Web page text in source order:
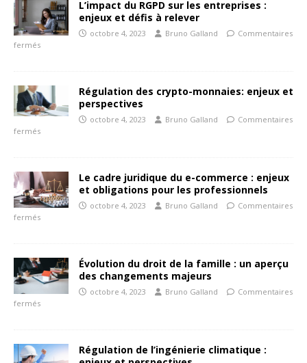
L’impact du RGPD sur les entreprises :
enjeux et défis à relever
octobre 4, 2023 Bruno Galland
Commentaires
fermés
Régulation des crypto-monnaies: enjeux et
perspectives
octobre 4, 2023 Bruno Galland
Commentaires
fermés
Le cadre juridique du e-commerce : enjeux
et obligations pour les professionnels
octobre 4, 2023 Bruno Galland
Commentaires
fermés
Évolution du droit de la famille : un aperçu
des changements majeurs
octobre 4, 2023 Bruno Galland
Commentaires
fermés
Régulation de l’ingénierie climatique :